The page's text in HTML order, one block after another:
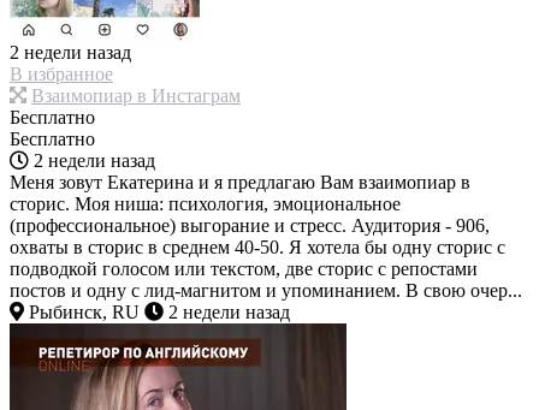
2 недели назад
В избранное
Взаимопиар в Инстаграм
Бесплатно
Бесплатно
2 недели назад
Меня зовут Екатерина и я предлагаю Вам взаимопиар в
сторис. Моя ниша: психология, эмоциональное
(профессиональное) выгорание и стресс. Аудитория - 906,
охваты в сторис в среднем 40-50. Я хотела бы одну сторис с
подводкой голосом или текстом, две сторис с репостами
постов и одну с лид-магнитом и упоминанием. В свою очер...
Рыбинск, RU
2 недели назад